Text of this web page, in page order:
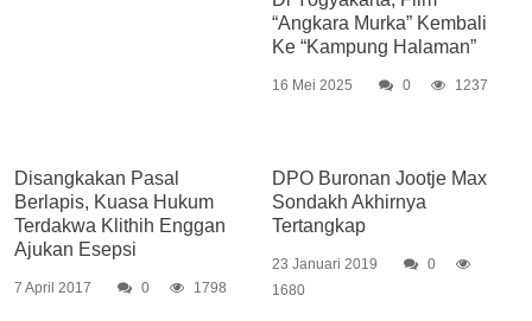
“Angkara Murka” Kembali
Ke “Kampung Halaman”
16 Mei 2025 0 1237
Disangkakan Pasal
Berlapis, Kuasa Hukum
Terdakwa Klithih Enggan
Ajukan Esepsi
7 April 2017 0 1798
DPO Buronan Jootje Max
Sondakh Akhirnya
Tertangkap
23 Januari 2019
0
1680